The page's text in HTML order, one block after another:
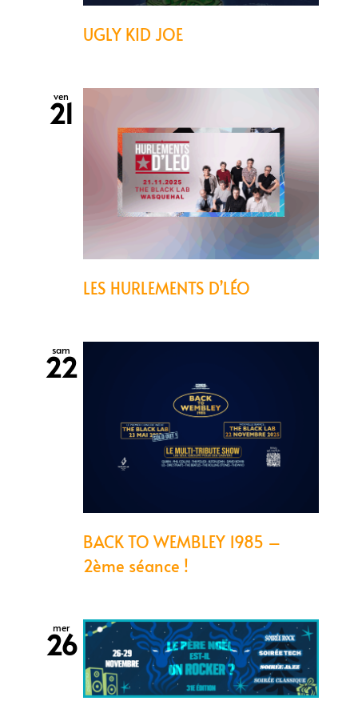
UGLY KID JOE
ven
21
LES HURLEMENTS D’LÉO
sam
22
BACK TO WEMBLEY 1985 –
2ème séance !
mer
26